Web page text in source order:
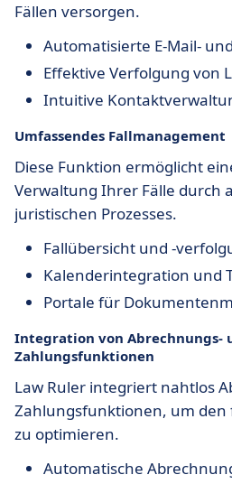
Fällen versorgen.
Automatisierte E-Mail-
Effektive Verfolgung von
Intuitive
Umfassendes Fallmanagement
Diese Funktion ermöglicht
Verwaltung Ihrer Fälle durch
juristischen Prozesses.
Fallübersicht und -
Kalenderintegration und
Portale für
Integration von Abrechnungs-
Zahlungsfunktionen
Law Ruler integriert nahtlos
Zahlungsfunktionen, um den
zu optimieren.
Automatische